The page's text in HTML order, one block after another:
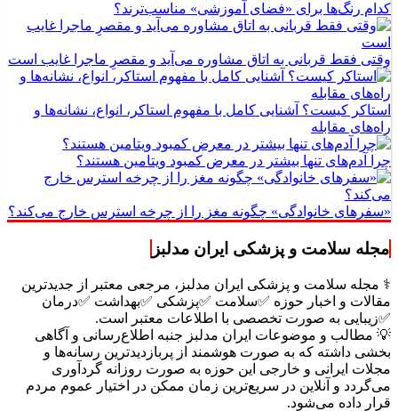
کدام رنگ‌ها برای «فضای آموزشی» مناسب‌ترند؟
وقتی فقط قربانی به اتاق مشاوره می‌آید و مقصرِ ماجرا غایب است
استاکر کیست؟ آشنایی کامل با مفهوم استاکر، انواع، نشانه‌ها و
راه‌های مقابله
چرا آدم‌های تنها بیشتر در معرض کمبود ویتامین هستند؟
«سفرهای خانوادگی» چگونه مغز را از چرخه استرس خارج می‌کند؟
مجله سلامت و پزشکی ایران مدلبز
⚕️ مجله سلامت و پزشکی ایران مدلبز، مرجعی معتبر از جدیدترین
مقالات و اخبار حوزه ✅سلامت ✅پزشکی ✅بهداشت ✅درمان
✅زیبایی به صورت تخصصی با اطلاعات معتبر است.
💡 مطالب و موضوعات ایران مدلبز جنبه اطلاع‌رسانی و آگاهی
بخشی داشته که به صورت هوشمند از پربازدیدترین رسانه‌ها و
مجلات ایرانی و خارجی این حوزه به صورت روزانه گردآوری
می‌گردد و آنلاین در سریع‌ترین زمان ممکن در اختیار عموم مردم
قرار داده می‌شود.